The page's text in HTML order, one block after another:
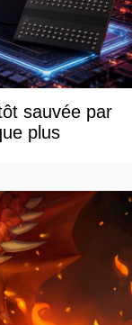
sauvée par
plus